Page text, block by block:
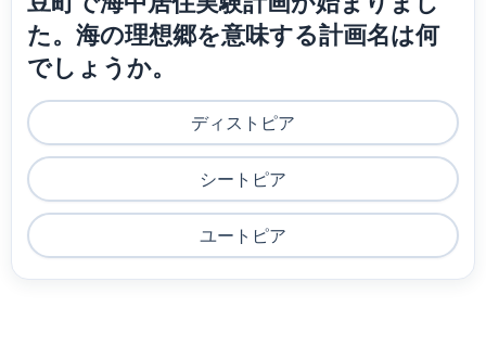
た。海の理想郷を意味する計画名は何
でしょうか。
ディストピア
シートピア
ユートピア